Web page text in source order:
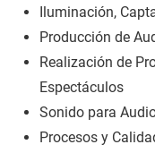
Iluminación,
Producción de
Realización de
Espectáculos
Sonido para
Procesos y